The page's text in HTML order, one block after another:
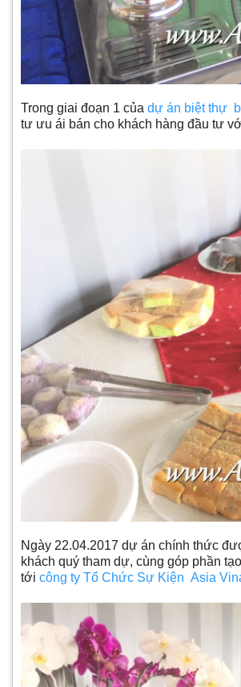
Trong giai đoạn 1 của dự án biệt thự
tư ưu ái bán cho khách hàng đầu tư
Ngày 22.04.2017 dự án chính thức
khách quý tham dự, cùng góp phần
tới công ty Tổ Chức Sự Kiện Asia